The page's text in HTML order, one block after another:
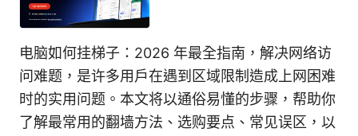
电脑如何挂梯子：2026 年最全指南，解决网络访
问难题，是许多用户在遇到区域限制造成上网困难
时的实用问题。本文将以通俗易懂的步骤，帮助你
了解最常用的翻墙方法、选购要点、常见误区，以